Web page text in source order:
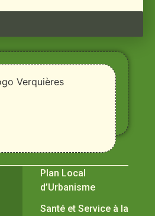
Plan Local
d’Urbanisme
Santé et Service à la